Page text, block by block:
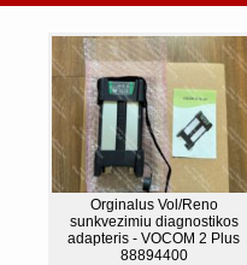
Orginalus Vol/Reno
sunkvezimiu diagnostikos
adapteris - VOCOM 2 Plus
88894400